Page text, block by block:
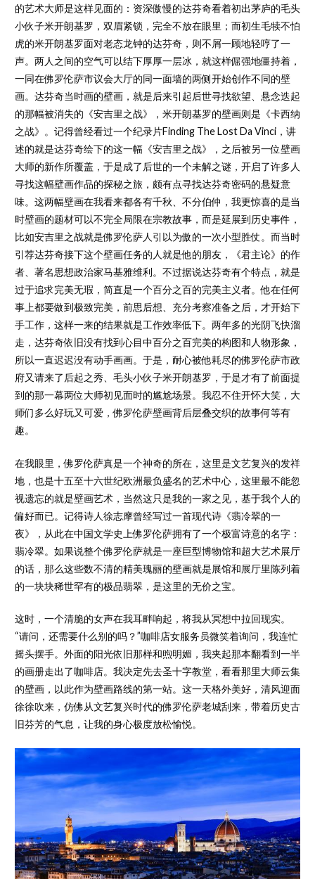
的艺术大师是这样见面的：资深傲慢的达芬奇看着初出茅庐的毛头
小伙子米开朗基罗，双眉紧锁，完全不放在眼里；而初生毛犊不怕
虎的米开朗基罗面对老态龙钟的达芬奇，则不屑一顾地轻哼了一
声。两人之间的空气可以结下厚厚一层冰，就这样倔强地僵持着，
一同在佛罗伦萨市议会大厅的同一面墙的两侧开始创作不同的壁
画。达芬奇当时画的壁画，就是后来引起后世寻找欲望、悬念迭起
的那幅被消失的《安吉里之战》，米开朗基罗的壁画则是《卡西纳
之战》。记得曾经看过一个纪录片Finding The Lost Da Vinci，讲
述的就是达芬奇绘下的这一幅《安吉里之战》，之后被另一位壁画
大师的新作所覆盖，于是成了后世的一个未解之谜，开启了许多人
寻找这幅壁画作品的探秘之旅，颇有点寻找达芬奇密码的悬疑意
味。这两幅壁画在我看来都各有千秋、不分伯仲，我更惊喜的是当
时壁画的题材可以不完全局限在宗教故事，而是延展到历史事件，
比如安吉里之战就是佛罗伦萨人引以为傲的一次小型胜仗。而当时
引荐达芬奇接下这个壁画任务的人就是他的朋友，《君主论》的作
者、著名思想政治家马基雅维利。不过据说达芬奇有个特点，就是
过于追求完美无瑕，简直是一个百分之百的完美主义者。他在任何
事上都要做到极致完美，前思后想、充分考察准备之后，才开始下
手工作，这样一来的结果就是工作效率低下。两年多的光阴飞快溜
走，达芬奇依旧没有找到心目中百分之百完美的构图和人物形象，
所以一直迟迟没有动手画画。于是，耐心被他耗尽的佛罗伦萨市政
府又请来了后起之秀、毛头小伙子米开朗基罗，于是才有了前面提
到的那一幕两位大师初见面时的尴尬场景。我忍不住开怀大笑，大
师们多么好玩又可爱，佛罗伦萨壁画背后层叠交织的故事何等有
趣。
在我眼里，佛罗伦萨真是一个神奇的所在，这里是文艺复兴的发祥
地，也是十五至十六世纪欧洲最负盛名的艺术中心，这里最不能忽
视遗忘的就是壁画艺术，当然这只是我的一家之见，基于我个人的
偏好而已。记得诗人徐志摩曾经写过一首现代诗《翡冷翠的一
夜》，从此在中国文学史上佛罗伦萨拥有了一个极富诗意的名字：
翡冷翠。如果说整个佛罗伦萨就是一座巨型博物馆和超大艺术展厅
的话，那么这些数不清的精美瑰丽的壁画就是展馆和展厅里陈列着
的一块块稀世罕有的极品翡翠，是这里的无价之宝。
这时，一个清脆的女声在我耳畔响起，将我从冥想中拉回现实。
“请问，还需要什么别的吗？”咖啡店女服务员微笑着询问，我连忙
摇头摆手。外面的阳光依旧那样和煦明媚，我夹起那本翻看到一半
的画册走出了咖啡店。我决定先去圣十字教堂，看看那里大师云集
的壁画，以此作为壁画路线的第一站。这一天格外美好，清风迎面
徐徐吹来，仿佛从文艺复兴时代的佛罗伦萨老城刮来，带着历史古
旧芬芳的气息，让我的身心极度放松愉悦。